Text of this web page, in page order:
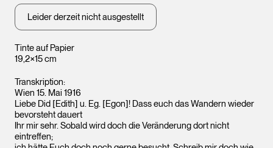
Leopold Museum,
Wien
Tinte auf Papier
19,2×15 cm
Leider derzeit nicht ausgestellt
Transkription:
Wien 15. Mai 1916
Liebe Did [Edith] u. Eg. [Egon]! Dass euch das Wandern wieder
bevorsteht dauert
Ihr mir sehr. Sobald wird doch die Veränderung dort nicht
eintreffen;